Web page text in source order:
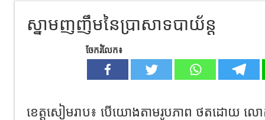
ស្នាមញញឹមនៃប្រាសាទបាយ័ន្ត
ចែករំលែក៖
ខេត្តសៀមរាប៖ បើយោងតាមរូបភាព ថតដោយ លោ